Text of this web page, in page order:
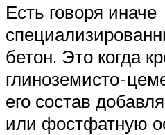
Есть говоря иначе
бетон. Это когда
глиноземисто-
его состав
или фостфатную